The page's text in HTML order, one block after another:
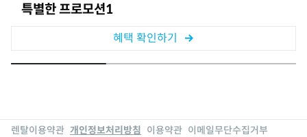
특별한 프로모션1
혜택 확인하기
렌탈이용약관 개인정보처리방침 이용약관 이메일무단수집거부